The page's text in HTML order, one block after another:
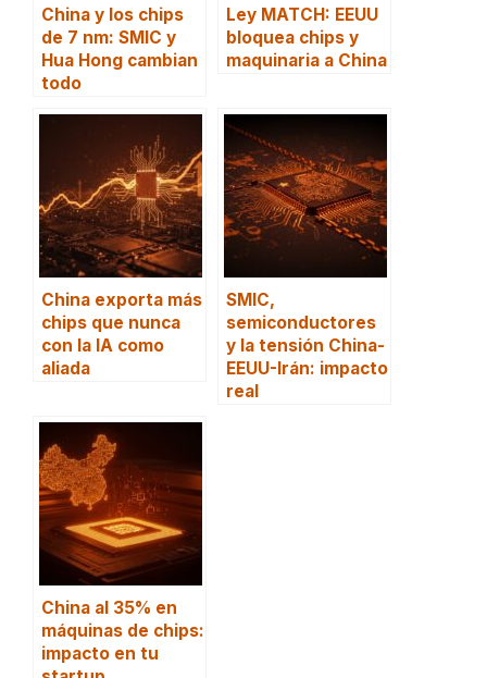
China y los chips
de 7 nm: SMIC y
Hua Hong cambian
todo
Ley MATCH: EEUU
bloquea chips y
maquinaria a China
China exporta más
chips que nunca
con la IA como
aliada
SMIC,
semiconductores
y la tensión China-
EEUU-Irán: impacto
real
China al 35% en
máquinas de chips:
impacto en tu